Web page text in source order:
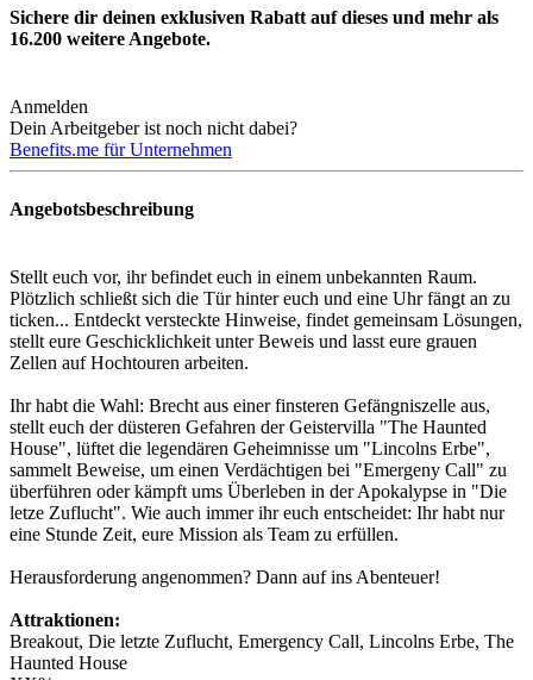
Sichere dir deinen exklusiven Rabatt auf dieses und mehr als
16.200 weitere Angebote.
Anmelden
Dein Arbeitgeber ist noch nicht dabei?
Benefits.me für Unternehmen
Angebotsbeschreibung
Stellt euch vor, ihr befindet euch in einem unbekannten Raum.
Plötzlich schließt sich die Tür hinter euch und eine Uhr fängt an zu
ticken... Entdeckt versteckte Hinweise, findet gemeinsam Lösungen,
stellt eure Geschicklichkeit unter Beweis und lasst eure grauen
Zellen auf Hochtouren arbeiten.
Ihr habt die Wahl: Brecht aus einer finsteren Gefängniszelle aus,
stellt euch der düsteren Gefahren der Geistervilla "The Haunted
House", lüftet die legendären Geheimnisse um "Lincolns Erbe",
sammelt Beweise, um einen Verdächtigen bei "Emergeny Call" zu
überführen oder kämpft ums Überleben in der Apokalypse in "Die
letze Zuflucht". Wie auch immer ihr euch entscheidet: Ihr habt nur
eine Stunde Zeit, eure Mission als Team zu erfüllen.
Herausforderung angenommen? Dann auf ins Abenteuer!
Attraktionen:
Breakout, Die letzte Zuflucht, Emergency Call, Lincolns Erbe, The
Haunted House